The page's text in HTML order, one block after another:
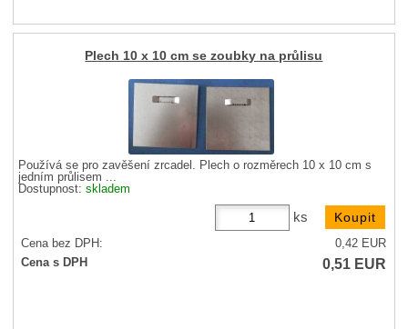
Plech 10 x 10 cm se zoubky na průlisu
Používá se pro zavěšení zrcadel. Plech o rozměrech 10 x 10 cm s
jedním průlisem ...
Dostupnost:skladem
ks
Cena bez DPH: 0,42 EUR
Cena s DPH
0,51 EUR